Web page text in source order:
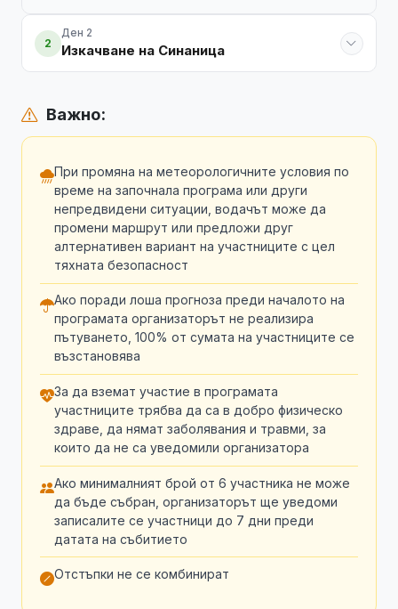
2
Ден 2
Изкачване на Синаница
Важно:
При промяна на метеорологичните условия по
време на започнала програма или други
непредвидени ситуации, водачът може да
промени маршрут или предложи друг
алтернативен вариант на участниците с цел
тяхната безопасност
Ако поради лоша прогноза преди началото на
програмата организаторът не реализира
пътуването, 100% от сумата на участниците се
възстановява
За да вземат участие в програмата
участниците трябва да са в добро физическо
здраве, да нямат заболявания и травми, за
които да не са уведомили организатора
Ако минималният брой от 6 участника не може
да бъде събран, организаторът ще уведоми
записалите се участници до 7 дни преди
датата на събитието
Отстъпки не се комбинират